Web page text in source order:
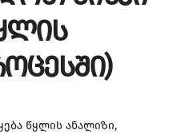
წყლის ანალიზი,